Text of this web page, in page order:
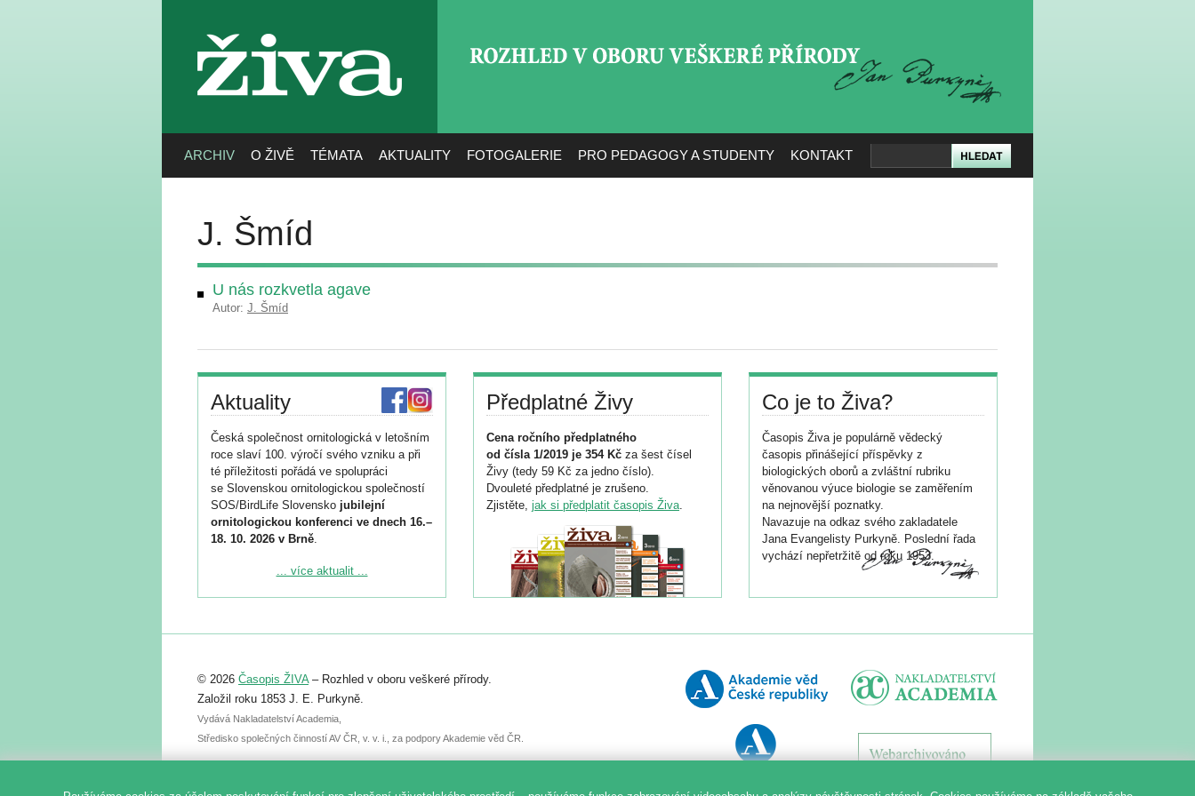
živa
ARCHIV O ŽIVĚ TÉMATA AKTUALITY FOTOGALERIE PRO PEDAGOGY A STUDENTY KONTAKT
J. Šmíd
U nás rozkvetla agave
Autor: J. Šmíd
Aktuality
Česká společnost ornitologická v letošním
roce slaví 100. výročí svého vzniku a při
té příležitosti pořádá ve spolupráci
se Slovenskou ornitologickou společností
SOS/BirdLife Slovensko jubilejní
ornitologickou konferenci ve dnech 16.–
18. 10. 2026 v Brně.
Podrobnější informace ke konferenci
Registrovat se můžete do 6. září.
abstraktu přihlášené přednášky nebo
posteru je už 30. června.
... více aktualit ...
Předplatné Živy
Cena ročního předplatného
od čísla 1/2019 je 354 Kč za šest čísel
Živy (tedy 59 Kč za jedno číslo).
Dvouleté předplatné je zrušeno.
Zjistěte, jak si předplatit časopis Živa.
Co je to Živa?
Časopis Živa je populárně vědecký
časopis přinášející příspěvky z
biologických oborů a zvláštní rubriku
věnovanou výuce biologie se zaměřením
na nejnovější poznatky.
Navazuje na odkaz svého zakladatele
Jana Evangelisty Purkyně. Poslední řada
vychází nepřetržitě od roku 1953.
© 2026 Časopis ŽIVA– Rozhled v oboru veškeré přírody.
Založil roku 1853 J. E. Purkyně.
Vydává Nakladatelství Academia,
Středisko společných činností AV ČR, v. v. i., za podpory Akademie věd ČR.